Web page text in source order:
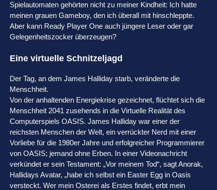
Spielautomaten gehörten nicht zu meiner Kindheit: Ich hatte
meinen grauen Gameboy, den ich überall mit hinschleppte.
Aber kann Ready Player One auch jüngere Leser oder gar
Gelegenheitszocker überzeugen?
Eine virtuelle Schnitzeljagd
Der Tag, an dem James Halliday starb, veränderte die
Menschheit.
Von der anhaltenden Energiekrise gezeichnet, flüchtet sich die
Menschheit 2041 zusehends in die Virtuelle Realität des
Computerspiels OASIS. James Halliday war einer der
reichsten Menschen der Welt, ein verrückter Nerd mit einer
Vorliebe für die 1980er Jahre und erfolgreicher Programmierer
von OASIS; jemand ohne Erben. In einer Videonachricht
verkündet er sein Testament: „Vor meinem Tod“, sagt Anorak,
Hallidays Avatar, „habe ich selbst ein Easter Egg in Oasis
versteckt. Wer mein Osterei als Erstes findet, erbt mein